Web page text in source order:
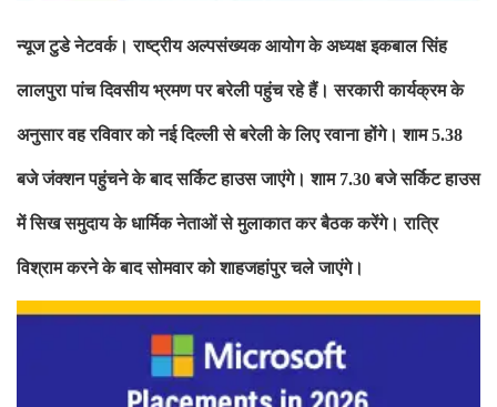
न्यूज टुडे नेटवर्क।राष्ट्रीय अल्पसंख्यक आयोग के अध्यक्ष इकबाल सिंह
लालपुरा पांच दिवसीय भ्रमण पर बरेली पहुंच रहे हैं। सरकारी कार्यक्रम के
अनुसार वह रविवार को नई दिल्ली से बरेली के लिए रवाना होंगे। शाम5.38
बजेजंक्शन पहुंचने के बाद सर्किट हाउस जाएंगे। शाम 7.30बजे सर्किट हाउस
मेंसिख समुदाय के धार्मिक नेताओं से मुलाकात कर बैठक करेंगे। रात्रि
विश्रामकरने के बाद सोमवार को शाहजहांपुर चले जाएंगे।